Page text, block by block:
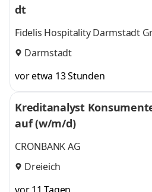
dt
Fidelis Hospitality Darmstadt
Darmstadt
Darmstadt
vor etwa 13 Stunden
Kreditanalyst
auf (w/m/d)
CRONBANK AG
Dreieich